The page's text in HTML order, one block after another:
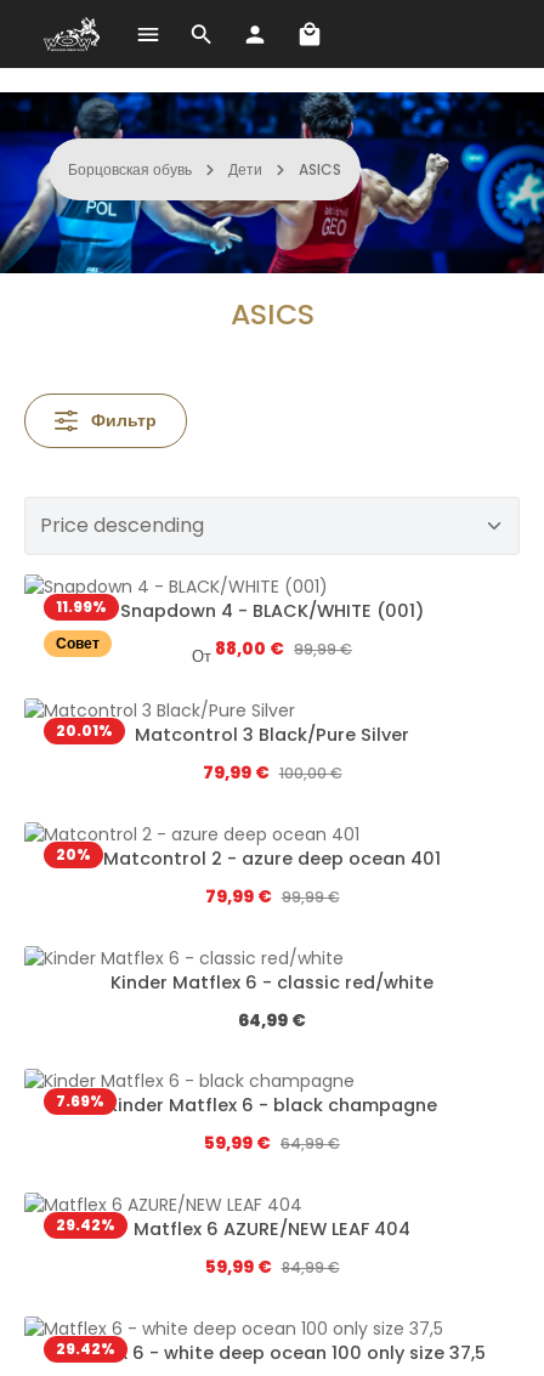
Перейти к основному содержанию В корзине 0 товаров.
Борцовская обувь Дети ASICS
ASICS
Фильтр
11.99%
Совет
Snapdown 4 - BLACK/WHITE (001)
Цена продажи:
От 88,00 € Обычная цена:
99,99 €
20.01% Matcontrol 3 Black/Pure Silver
Цена продажи:
79,99 € Обычная цена:
100,00 €
20% Matcontrol 2 - azure deep ocean 401
Цена продажи:
79,99 € Обычная цена:
99,99 €
Kinder Matflex 6 - classic red/white
Обычная цена:
64,99 €
7.69% Kinder Matflex 6 - black champagne
Цена продажи:
59,99 € Обычная цена:
64,99 €
29.42% Matflex 6 AZURE/NEW LEAF 404
Цена продажи:
59,99 € Обычная цена:
84,99 €
29.42%
Matflex 6 - white deep ocean 100 only size 37,5